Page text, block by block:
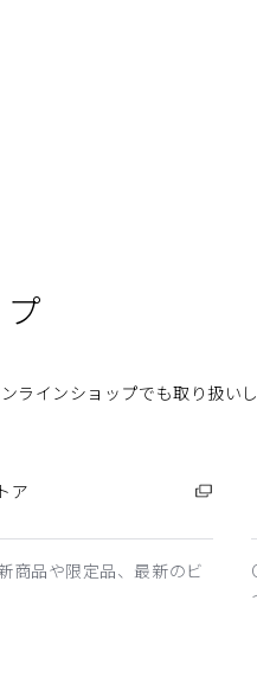
ラインショップでも取り扱いし
ア
商品や限定品、最新のビ